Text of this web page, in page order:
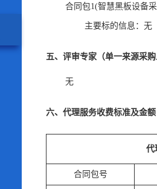
合同包1(智慧黑板设备
主要标的信息： 无
五、评审专家（单一来源采购
无
六、代理服务收费标准及金额
代
合同包号